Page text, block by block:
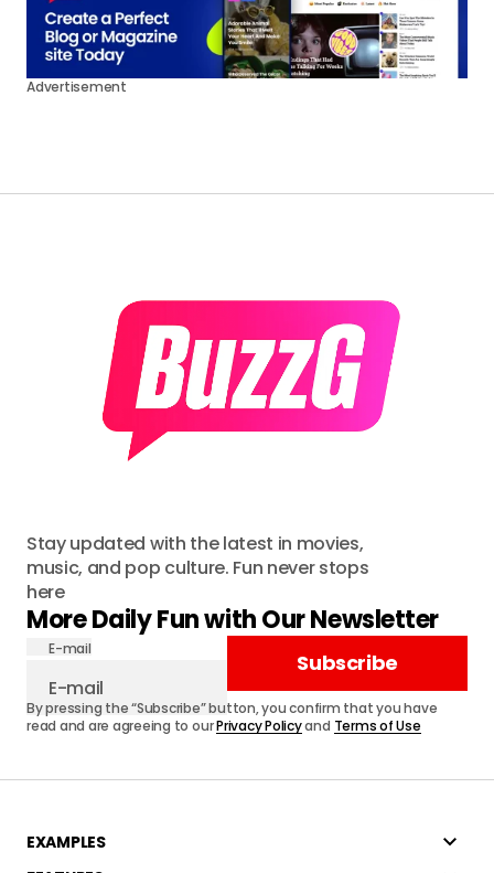
Advertisement
Stay updated with the latest in movies,
music, and pop culture. Fun never stops
here
More Daily Fun with Our Newsletter
E-mail
Subscribe
By pressing the “Subscribe” button, you confirm that you have
read and are agreeing to ourPrivacy Policyand Terms of Use
EXAMPLES